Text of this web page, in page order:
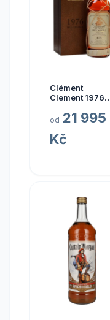
Clément
Clement 1976
od 21 995
Kč